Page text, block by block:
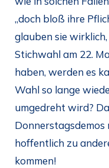
„doch bloß ihre
glauben sie
Stichwahl am 22.
haben, werden es
Wahl so lange
umgedreht wird?
Donnerstagsdemos
hoffentlich zu
kommen!